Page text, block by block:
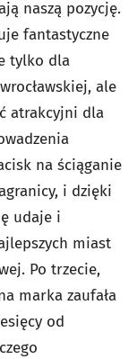
naszą pozycję.
fantastyczne
tylko dla
ale
atrakcyjni dla
na ściąganie
i dzięki
udaje i
miast
Po trzecie,
marka zaufała
od